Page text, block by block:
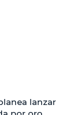
lanzar